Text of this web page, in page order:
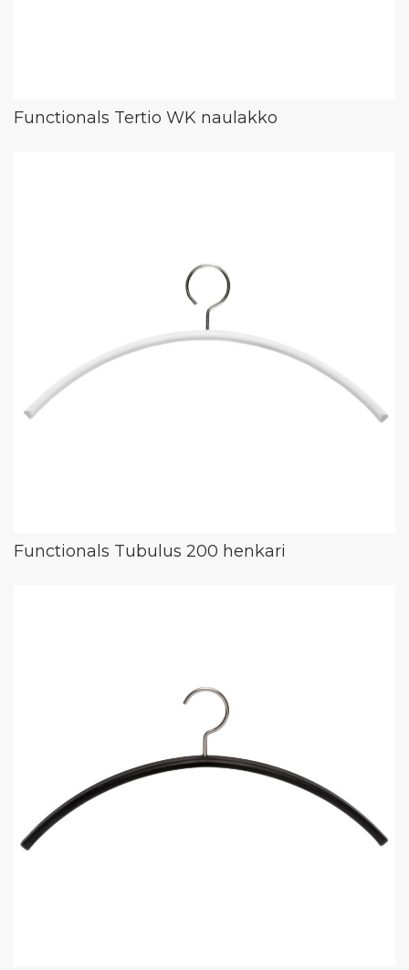
Functionals Tertio WK naulakko
Functionals Tubulus 200 henkari